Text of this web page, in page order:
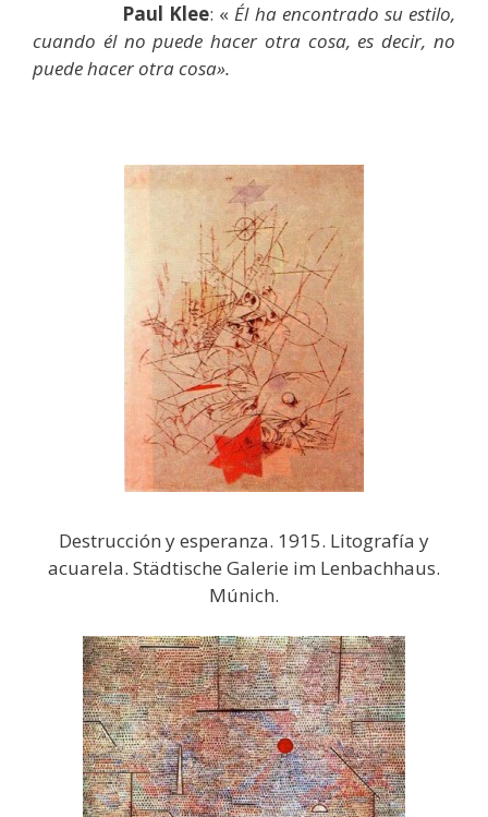
Paul Klee: « Él ha encontrado su estilo,
cuando él no puede hacer otra cosa, es decir, no
puede hacer otra cosa».
Destrucción y esperanza. 1915. Litografía y
acuarela. Städtische Galerie im Lenbachhaus.
Múnich.